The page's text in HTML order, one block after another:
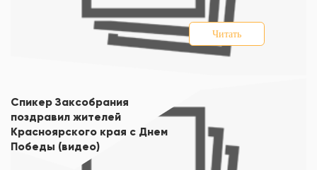
Читать
Спикер Заксобрания
поздравил жителей
Красноярского края с Днем
Победы (видео)